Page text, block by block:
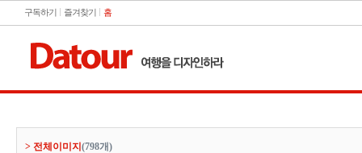
구독하기 즐겨찾기 홈
> 전체이미지 (798개)